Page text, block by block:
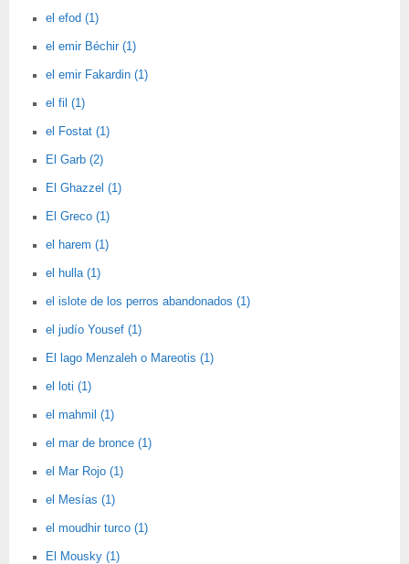
el efod (1)
el emir Béchir (1)
el emir Fakardin (1)
el fil (1)
el Fostat (1)
El Garb (2)
El Ghazzel (1)
El Greco (1)
el harem (1)
el hulla (1)
el islote de los perros abandonados (1)
el judío Yousef (1)
El lago Menzaleh o Mareotis (1)
el loti (1)
el mahmil (1)
el mar de bronce (1)
el Mar Rojo (1)
el Mesías (1)
el moudhir turco (1)
El Mousky (1)